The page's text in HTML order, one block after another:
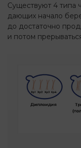
Существуют 4 типа
дающих начало
до достаточно
и потом